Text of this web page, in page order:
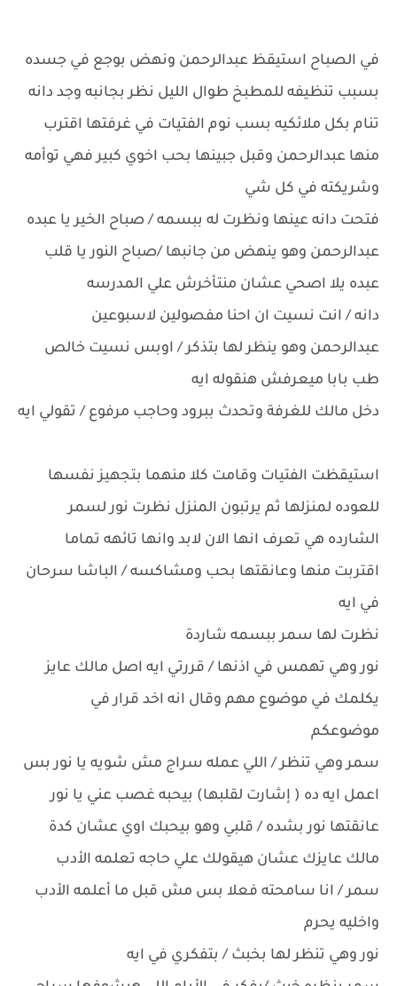
في الصباح استيقظ عبدالرحمن ونهض بوجع في جسده
بسبب تنظيفه للمطبخ طوال الليل نظر بجانبه وجد دانه
تنام بكل ملائكيه بسب نوم الفتيات في غرفتها اقترب
منها عبدالرحمن وقبل جبينها بحب اخوي كبير فهي توأمه
وشريكته في كل شي
فتحت دانه عينها ونظرت له ببسمه / صباح الخير يا عبده
عبدالرحمن وهو ينهض من جانبها /صباح النور يا قلب
عبده يلا اصحي عشان منتأخرش علي المدرسه
دانه / انت نسيت ان احنا مفصولين لاسبوعين
عبدالرحمن وهو ينظر لها بتذكر / اوبس نسيت خالص
طب بابا ميعرفش هنقوله ايه
دخل مالك للغرفة وتحدث ببرود وحاجب مرفوع / تقولي ايه
استيقظت الفتيات وقامت كلا منهما بتجهيز نفسها
للعوده لمنزلها ثم يرتبون المنزل نظرت نور لسمر
الشارده هي تعرف انها الان لابد وانها تائهه تماما
اقتربت منها وعانقتها بحب ومشاكسه / الباشا سرحان
في ايه
نظرت لها سمر ببسمه شاردة
نور وهي تهمس في اذنها / قررتي ايه اصل مالك عايز
يكلمك في موضوع مهم وقال انه اخد قرار في
موضوعكم
سمر وهي تنظر / اللي عمله سراج مش شويه يا نور بس
اعمل ايه ده ( إشارت لقلبها) بيحبه غصب عني يا نور
عانقتها نور بشده / قلبي وهو بيحبك اوي عشان كدة
مالك عايزك عشان هيقولك علي حاجه تعلمه الأدب
سمر / انا سامحته فعلا بس مش قبل ما أعلمه الأدب
واخليه يحرم
نور وهي تنظر لها بخبث / بتفكري في ايه